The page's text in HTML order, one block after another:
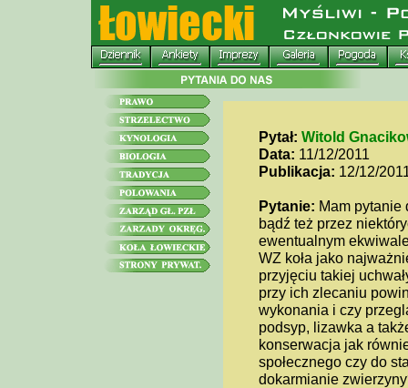
Pytał: Witold
Data: 11/12/2011
Publikacja: 12/12/
Pytanie: Mam pytanie
bądź też przez
ewentualnym
WZ koła jako
przyjęciu takiej
przy ich zlecaniu
wykonania i czy
podsyp, lizawka a
konserwacja jak
społecznego czy do
dokarmianie